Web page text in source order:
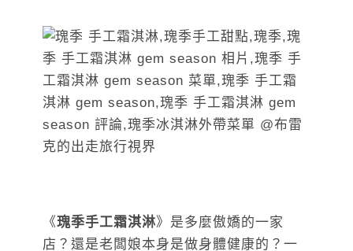
《瑰季手工霜淇淋》是多麼傲嬌的一家
店？還是老闆娘本身是做身體健康的？一